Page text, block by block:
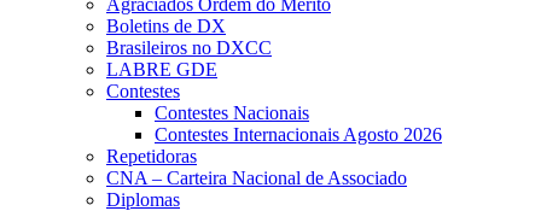
Agraciados Ordem do Mérito
Boletins de DX
Brasileiros no DXCC
LABRE GDE
Contestes
Contestes Nacionais
Contestes Internacionais Agosto 2026
Repetidoras
CNA – Carteira Nacional de Associado
Diplomas